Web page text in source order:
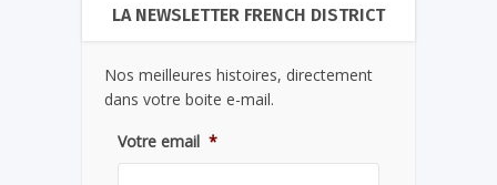
LA NEWSLETTER FRENCH DISTRICT
Nos meilleures histoires, directement
dans votre boite e-mail.
Votre email *